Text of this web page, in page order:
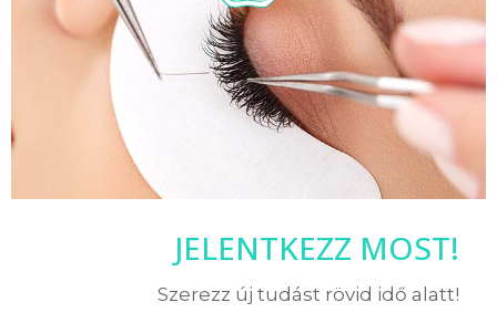
JELENTKEZZ MOST!
Szerezz új tudást rövid idő alatt!